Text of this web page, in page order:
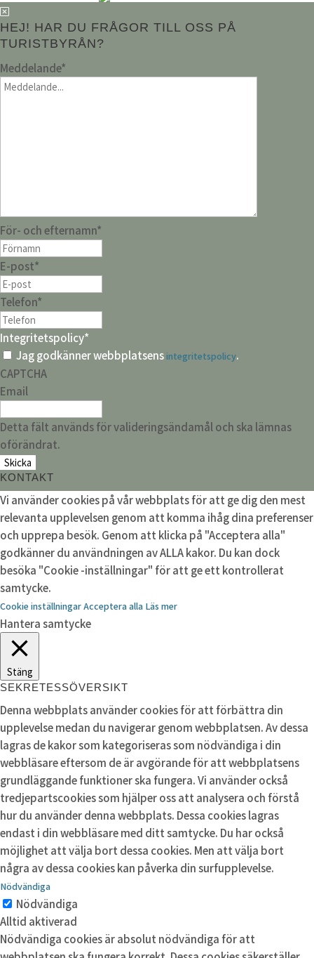
HEJ! HAR DU FRÅGOR TILL OSS PÅ
TURISTBYRÅN?
Meddelande*
För- och efternamn*
E-post*
Telefon*
Integritetspolicy*
Jag godkänner webbplatsensintegritetspolicy.
CAPTCHA
Email
Detta fält används för valideringsändamål och ska lämnas
oförändrat.
KONTAKT
Vi använder cookies på vår webbplats för att ge dig den mest
relevanta upplevelsen genom att komma ihåg dina preferenser
och upprepa besök. Genom att klicka på "Acceptera alla"
godkänner du användningen av ALLA kakor. Du kan dock
besöka "Cookie -inställningar" för att ge ett kontrollerat
samtycke.
Cookie inställningarAcceptera alla Läs mer
Hantera samtycke
Stäng
SEKRETESSÖVERSIKT
Denna webbplats använder cookies för att förbättra din
upplevelse medan du navigerar genom webbplatsen. Av dessa
lagras de kakor som kategoriseras som nödvändiga i din
webbläsare eftersom de är avgörande för att webbplatsens
grundläggande funktioner ska fungera. Vi använder också
tredjepartscookies som hjälper oss att analysera och förstå
hur du använder denna webbplats. Dessa cookies lagras
endast i din webbläsare med ditt samtycke. Du har också
möjlighet att välja bort dessa cookies. Men att välja bort
några av dessa cookies kan påverka din surfupplevelse.
Nödvändiga
Nödvändiga
Alltid aktiverad
Nödvändiga cookies är absolut nödvändiga för att